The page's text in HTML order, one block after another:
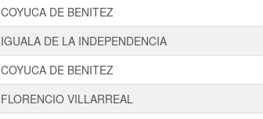
COYUCA DE BENITEZ
IGUALA DE LA INDEPENDENCIA
COYUCA DE BENITEZ
FLORENCIO VILLARREAL